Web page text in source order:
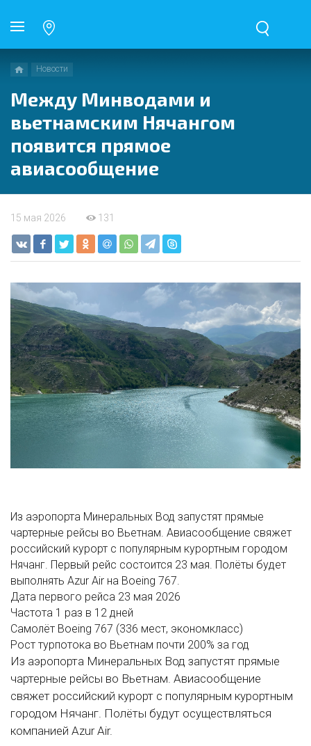
Новости
Между Минводами и
вьетнамским Нячангом
появится прямое
авиасообщение
15 мая 2026 131
Из аэропорта Минеральных Вод запустят прямые
чартерные рейсы во Вьетнам. Авиасообщение свяжет
российский курорт с популярным курортным городом
Нячанг. Первый рейс состоится 23 мая. Полёты будет
выполнять Azur Air на Boeing 767.
Дата первого рейса 23 мая 2026
Частота 1 раз в 12 дней
Самолёт Boeing 767 (336 мест, экономкласс)
Рост турпотока во Вьетнам почти 200% за год
Из аэропорта Минеральных Вод запустят прямые
чартерные рейсы во Вьетнам. Авиасообщение
свяжет российский курорт с популярным курортным
городом Нячанг. Полёты будут осуществляться
компанией Azur Air.